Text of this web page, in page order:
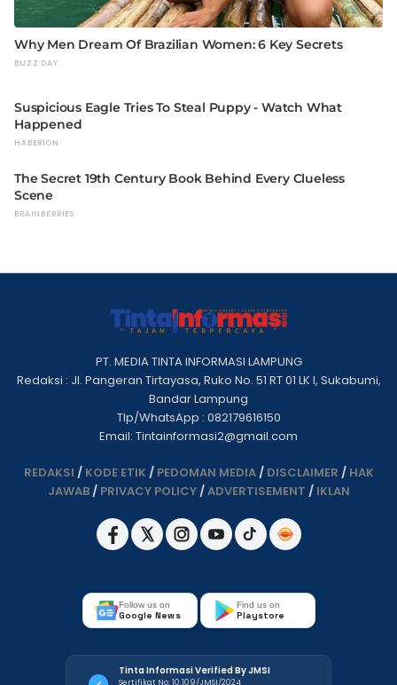
PT. MEDIA TINTA INFORMASI LAMPUNG
Redaksi : Jl. Pangeran Tirtayasa, Ruko No. 51 RT 01 LK I, Sukabumi,
Bandar Lampung
Tlp/WhatsApp : 082179616150
Email: Tintainformasi2@gmail.com
REDAKSI / KODE ETIK / PEDOMAN MEDIA/ DISCLAIMER / HAK
JAWAB/ PRIVACY POLICY/ADVERTISEMENT / IKLAN
Follow us on
Google News
Find us on
Playstore
Tinta Informasi Verified By JMSI
Sertifikat No: 10.109/JMSI/2024